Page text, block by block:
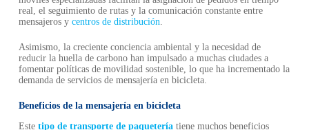
real, el seguimiento de rutas y la comunicación constante entre
mensajeros y centros de distribución
Asimismo, la creciente conciencia ambiental y la necesidad de
reducir la huella de carbono han impulsado a muchas ciudades a
fomentar políticas de movilidad sostenible, lo que ha incrementado la
demanda de servicios de mensajería en bicicleta.
Beneficios de la mensajería en bicicleta
Este tipo de transporte de paqueteríatiene muchos beneficios